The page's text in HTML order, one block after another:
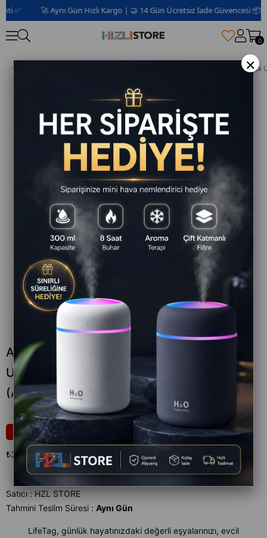
🚀 Aynı Gün Hızlı Kargo | 🤝 14 Gün Ücretsiz İade Güvencesi 📦 | 2
0
Akıllı Apple Lisanslı GPS Kablosuz Find My
Uyumlu Çanta Uyumlu Akıllı Takip Cihazı
(Apple Uyumlu)
20 ₺499,00 ₺399,00
₺399,00 `den başlayan taksitlerle
Satıcı : HZL STORE
Tahmini Teslim Süresi : Aynı Gün
LifeTag, günlük hayatınızdaki değerli eşyalarınızı, evcil
×